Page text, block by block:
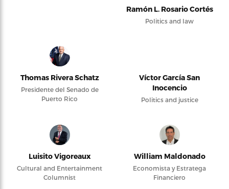
Ramón L. Rosario Cortés
Politics and law
Thomas Rivera Schatz
Presidente del Senado de
Puerto Rico
Víctor García San
Inocencio
Politics and justice
Luisito Vigoreaux
Cultural and Entertainment
Columnist
William Maldonado
Economista y Estratega
Financiero